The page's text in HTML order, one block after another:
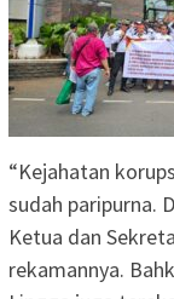
“Kejahatan
sudah paripurna.
Ketua dan
rekamannya.